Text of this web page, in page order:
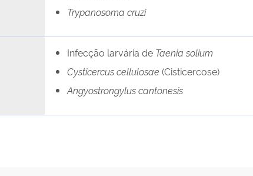
Trypanosoma cruzi
Infecção larvária de Taenia solium
Cysticercus cellulosae (Cisticercose)
Angyostrongylus cantonesis